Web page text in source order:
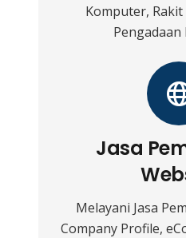
Komputer,
Jasa
Melayani Jasa
Company Profile,